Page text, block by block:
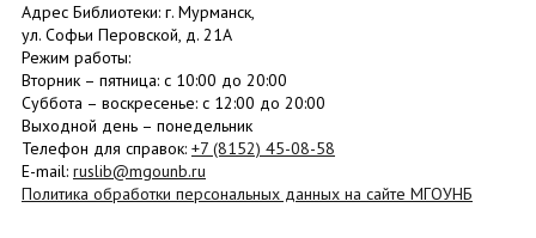
Адрес Библиотеки: г. Мурманск,
ул. Софьи Перовской, д. 21А
Режим работы:
Вторник – пятница: с 10:00 до 20:00
Суббота – воскресенье: c 12:00 до 20:00
Выходной день – понедельник
Телефон для справок: +7 (8152) 45-08-58
E-mail: ruslib@mgounb.ru
Политика обработки персональных данных на сайте МГОУНБ